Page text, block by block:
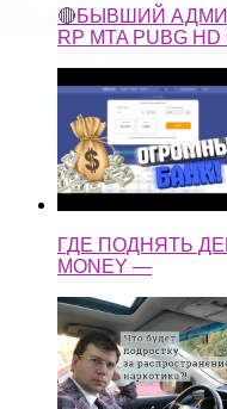
🔴БЫВШИЙ
RP MTA PUBG
ГДЕ ПОДНЯТЬ
MONEY —